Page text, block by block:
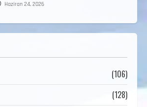
Haziran 24, 2026
2. Kademe Antrenörlük Kursu Hakkında
(106)
(128)